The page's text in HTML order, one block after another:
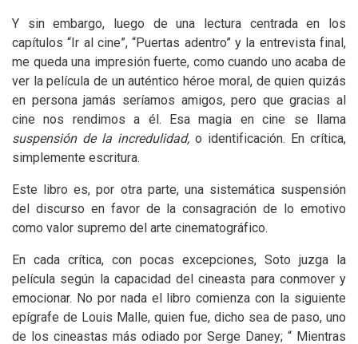
Y sin embargo, luego de una lectura centrada en los
capítulos “Ir al cine”, “Puertas adentro” y la entrevista final,
me queda una impresión fuerte, como cuando uno acaba de
ver la película de un auténtico héroe moral, de quien quizás
en persona jamás seríamos amigos, pero que gracias al
cine nos rendimos a él. Esa magia en cine se llama
suspensión de la incredulidad, o identificación. En crítica,
simplemente escritura.
Este libro es, por otra parte, una sistemática suspensión
del discurso en favor de la consagración de lo emotivo
como valor supremo del arte cinematográfico.
En cada crítica, con pocas excepciones, Soto juzga la
película según la capacidad del cineasta para conmover y
emocionar. No por nada el libro comienza con la siguiente
epígrafe de Louis Malle, quien fue, dicho sea de paso, uno
de los cineastas más odiado por Serge Daney; “ Mientras